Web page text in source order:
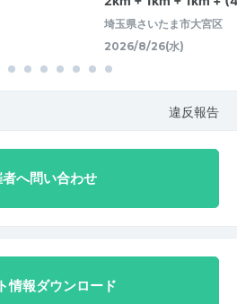
埼玉県さいたま市大宮区
2026/8/26(水)
違反報告
者へ問い合わせ
情報ダウンロード